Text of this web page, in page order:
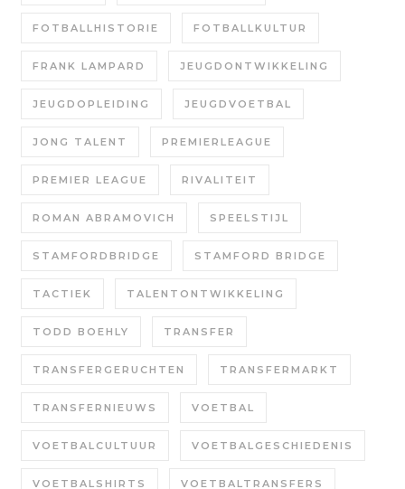
FOTBALLHISTORIE FOTBALLKULTUR
FRANK LAMPARD JEUGDONTWIKKELING
JEUGDOPLEIDING JEUGDVOETBAL
JONG TALENT PREMIERLEAGUE
PREMIER LEAGUE RIVALITEIT
ROMAN ABRAMOVICH SPEELSTIJL
STAMFORDBRIDGE STAMFORD BRIDGE
TACTIEK TALENTONTWIKKELING
TODD BOEHLY TRANSFER
TRANSFERGERUCHTEN TRANSFERMARKT
TRANSFERNIEUWS VOETBAL
VOETBALCULTUUR VOETBALGESCHIEDENIS
VOETBALSHIRTS VOETBALTRANSFERS